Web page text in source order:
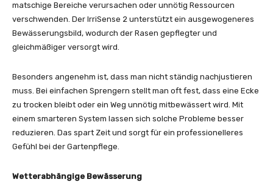
matschige Bereiche verursachen oder unnötig Ressourcen
verschwenden. Der IrriSense 2 unterstützt ein ausgewogeneres
Bewässerungsbild, wodurch der Rasen gepflegter und
gleichmäßiger versorgt wird.
Besonders angenehm ist, dass man nicht ständig nachjustieren
muss. Bei einfachen Sprengern stellt man oft fest, dass eine Ecke
zu trocken bleibt oder ein Weg unnötig mitbewässert wird. Mit
einem smarteren System lassen sich solche Probleme besser
reduzieren. Das spart Zeit und sorgt für ein professionelleres
Gefühl bei der Gartenpflege.
Wetterabhängige Bewässerung